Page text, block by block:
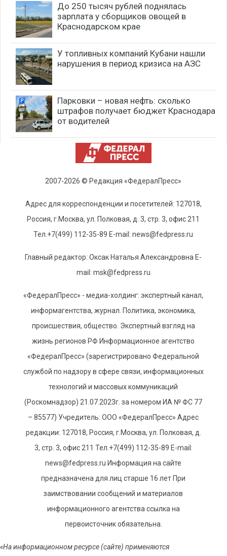
До 250 тысяч рублей поднялась
зарплата у сборщиков овощей в
Краснодарском крае
У топливных компаний Кубани нашли
нарушения в период кризиса на АЗС
Парковки – новая нефть: сколько
штрафов получает бюджет Краснодара
от водителей
2007-2026 © Редакция «ФедералПресс»
Адрес для корреспонденции и посетителей: 127018,
Россия, г.Москва, ул. Полковая, д. 3, стр. 3, офис 211
Тел.+7(499) 112-35-89 E-mail: news@fedpress.ru
Главный редактор: Оксак Наталья Александровна E-
mail: msk@fedpress.ru
«ФедералПресс» - медиа-холдинг: экспертный канал,
информагентства, журнал. Политика, экономика,
происшествия, общество. Экспертный взгляд на
жизнь регионов РФ Информационное агентство
«ФедералПресс» (зарегистрировано Федеральной
службой по надзору в сфере связи, информационных
технологий и массовых коммуникаций
(Роскомнадзор) 21.07.2023г. за номером ИА № ФС 77
– 85577) Учредитель: ООО «ФедералПресс» Адрес
редакции: 127018, Россия, г.Москва, ул. Полковая, д.
3, стр. 3, офис 211 Тел.+7(499) 112-35-89 E-mail:
news@fedpress.ru Информация на сайте
предназначена для лиц старше 16 лет При
заимствовании сообщений и материалов
информационного агентства ссылка на
первоисточник обязательна.
«На информационном ресурсе (сайте) применяются